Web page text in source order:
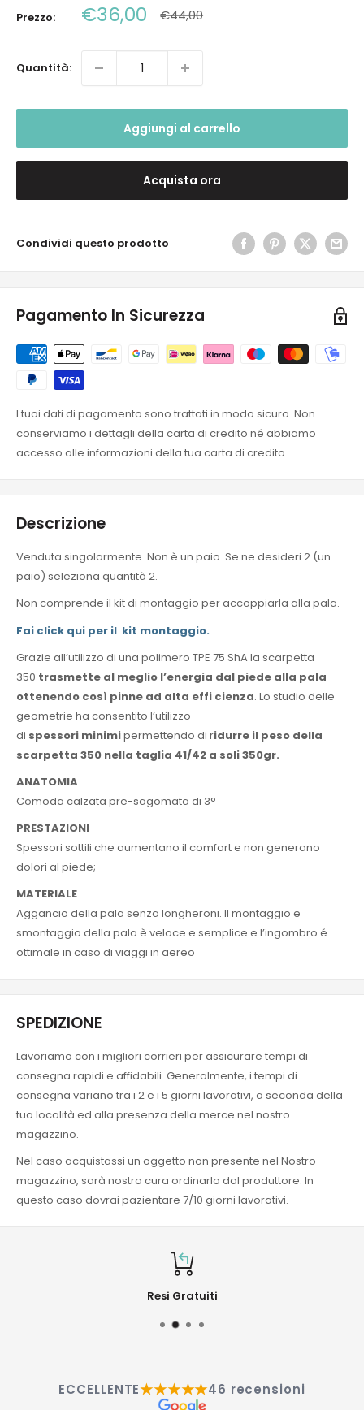
Prezzo: Prezzo
scontato
€36,00 Prezzo
€44,00
Quantità:
Aggiungi al carrello
Acquista ora
Condividi questo prodotto
Pagamento In Sicurezza
I tuoi dati di pagamento sono trattati in modo sicuro. Non
conserviamo i dettagli della carta di credito né abbiamo
accesso alle informazioni della tua carta di credito.
Descrizione
Venduta singolarmente. Non è un paio. Se ne desideri 2 (un
paio) seleziona quantità 2.
Non comprende il kit di montaggio per accoppiarla alla pala.
Fai click qui per il kit montaggio.
Grazie all’utilizzo di una polimero TPE 75 ShA la scarpetta
350 trasmette al meglio l’energia dal piede alla pala
ottenendo così pinne ad alta effi cienza. Lo studio delle
geometrie ha consentito l’utilizzo
di spessori minimipermettendo di ridurre il peso della
scarpetta 350 nella taglia 41/42 a soli 350gr.
ANATOMIA
Comoda calzata pre-sagomata di 3°
PRESTAZIONI
Spessori sottili che aumentano il comfort e non generano
dolori al piede;
MATERIALE
Aggancio della pala senza longheroni. Il montaggio e
smontaggio della pala è veloce e semplice e l’ingombro é
ottimale in caso di viaggi in aereo
SPEDIZIONE
Lavoriamo con i migliori corrieri per assicurare tempi di
consegna rapidi e affidabili. Generalmente, i tempi di
consegna variano tra i 2 e i 5 giorni lavorativi, a seconda della
tua località ed alla presenza della merce nel nostro
magazzino.
Nel caso acquistassi un oggetto non presente nel Nostro
magazzino, sarà nostra cura ordinarlo dal produttore. In
questo caso dovrai pazientare 7/10 giorni lavorativi.
Resi Gratuiti
ECCELLENTE★★★★★46 recensioni